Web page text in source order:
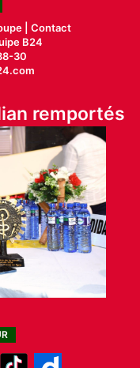
| Contact
B24
30
remportés